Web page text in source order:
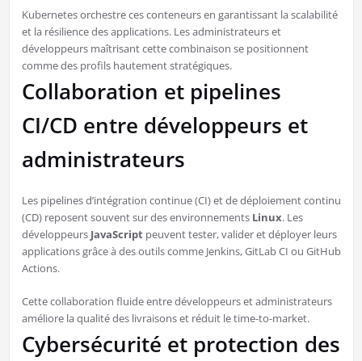
Kubernetes orchestre ces conteneurs en garantissant la scalabilité
et la résilience des applications. Les administrateurs et
développeurs maîtrisant cette combinaison se positionnent
comme des profils hautement stratégiques.
Collaboration et pipelines
CI/CD entre développeurs et
administrateurs
Les pipelines d’intégration continue (CI) et de déploiement continu
(CD) reposent souvent sur des environnements Linux. Les
développeurs JavaScriptpeuvent tester, valider et déployer leurs
applications grâce à des outils comme Jenkins, GitLab CI ou GitHub
Actions.
Cette collaboration fluide entre développeurs et administrateurs
améliore la qualité des livraisons et réduit le time-to-market.
Cybersécurité et protection des